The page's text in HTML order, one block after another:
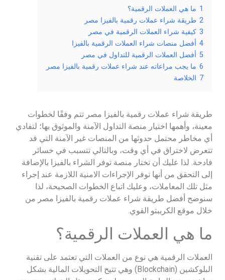
1 ما هي العملات الرقمية؟
2 طريقة شراء عملات رقمية بالفيزا مصر
3 كيفية شراء العملات الرقمية في مصر
4 أفضل منصات شراء العملات الرقمية بالفيزا
5 أفضل العملات الرقمية للتداول في مصر
6 ما يجب مراعاته عند شراء عملات رقمية بالفيزا مصر
7 الخلاصة
طريقة شراء عملات رقمية بالفيزا مصر تتم وفقًا لخطوات
معينة، وأهمها اختيار منصة التداول الآمنة والموثوق بها؛ لتفادي
أي مخاطر محتمل حدوثها من المنصات غير الآمنة التي قد
تتعرض لاختراق في أي وقت، وبالتالي تتسبب في خسائر
فادحة. لذا عليك أن تختار منصة توفر الشراء بالفيزا بالإضافة
إلى التحقق من أنها توفر الإجراءات الامنية اللازمة عند إجراء
مثل تلك المعاملات، وعليك اتباع الخطوات الصحيحة، لذا
سنوضح أفضل طريقة شراء عملات رقمية بالفيزا مصر من
خلال موقع الكريبتو القوي.
ما هي العملات الرقمية؟
العملات الرقمية هي نوع من العملات التي تعتمد على تقنية
البلوكشين (Blockchain) وهي تتيح التحويلات المالية بشكل